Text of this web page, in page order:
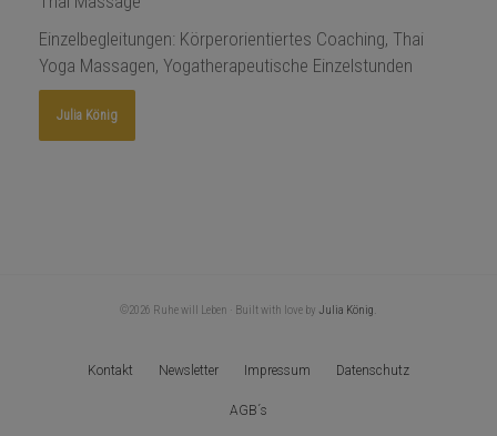
Einzelbegleitungen: Körperorientiertes Coaching, Thai
Yoga Massagen, Yogatherapeutische Einzelstunden
Julia König
©2026 Ruhe will Leben · Built with love by Julia König.
Kontakt Newsletter Impressum Datenschutz
AGB´s